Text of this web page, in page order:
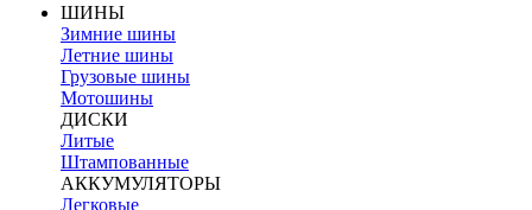
ШИНЫ
Зимние шины
Летние шины
Грузовые шины
Мотошины
ДИСКИ
Литые
Штампованные
АККУМУЛЯТОРЫ
Легковые